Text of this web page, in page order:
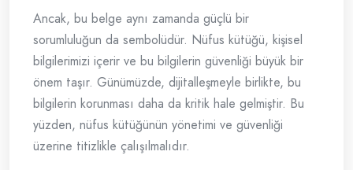
Ancak, bu belge aynı zamanda güçlü bir
sorumluluğun da sembolüdür. Nüfus kütüğü, kişisel
bilgilerimizi içerir ve bu bilgilerin güvenliği büyük bir
önem taşır. Günümüzde, dijitalleşmeyle birlikte, bu
bilgilerin korunması daha da kritik hale gelmiştir. Bu
yüzden, nüfus kütüğünün yönetimi ve güvenliği
üzerine titizlikle çalışılmalıdır.